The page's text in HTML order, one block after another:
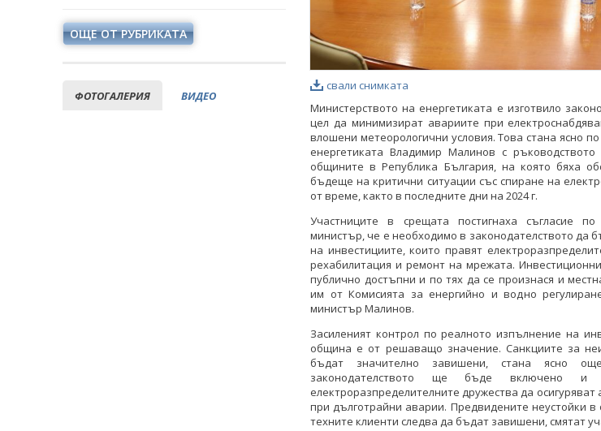
ОЩЕ ОТ РУБРИКАТА
ФОТОГАЛЕРИЯ ВИДЕО
свали снимката
Министерството на енергетиката e изготвило
цел да минимизират авариите при
влошени метеорологични условия. Това стана ясно
енергетиката Владимир Малинов с
общините в Република България, на която бяха
бъдеще на критични ситуации със спиране на
от време, както в последните дни на 2024 г.
Участниците в срещата постигнаха съгласие
министър, че е необходимо в законодателството да
на инвестициите, които правят
рехабилитация и ремонт на мрежата.
публично достъпни и по тях да се произнася и
им от Комисията за енергийно и водно
министър Малинов.
Засиленият контрол по реалното изпълнение на
община е от решаващо значение. Санкциите за
бъдат значително завишени, стана ясно
законодателството ще бъде включено и
електроразпределителните дружества да
при дълготрайни аварии. Предвидените неустойки
техните клиенти следва да бъдат завишени, смятат